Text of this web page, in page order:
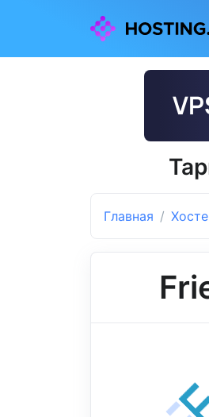
Главная